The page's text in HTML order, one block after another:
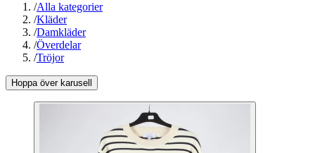
/Alla kategorier
/Kläder
/Damkläder
/Överdelar
/Tröjor
Hoppa över karusell